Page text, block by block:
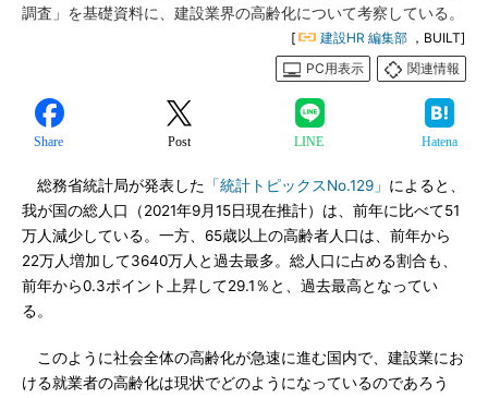
調査」を基礎資料に、建設業界の高齢化について考察している。
[ 建設HR 編集部 ，BUILT]
PC用表示
関連情報
Share Post LINE Hatena
総務省統計局が発表した 「統計トピックスNo.129」 によると、
我が国の総人口（2021年9月15日現在推計）は、前年に比べて51
万人減少している。一方、65歳以上の高齢者人口は、前年から
22万人増加して3640万人と過去最多。総人口に占める割合も、
前年から0.3ポイント上昇して29.1％と、過去最高となってい
る。
このように社会全体の高齢化が急速に進む国内で、建設業にお
ける就業者の高齢化は現状でどのようになっているのであろう